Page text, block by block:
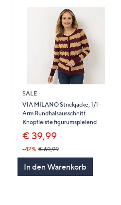
SALE
VIA MILANO Strickjacke, 1/1-
Arm Rundhalsausschnitt
Knopfleiste figurumspielend
€ 39,99
-42% € 69,99
In den Warenkorb